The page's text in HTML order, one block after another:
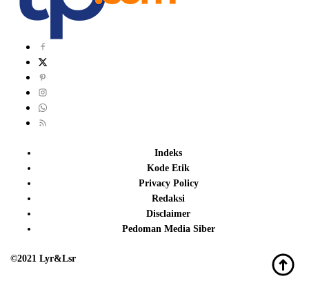
Indeks
Kode Etik
Privacy Policy
Redaksi
Disclaimer
Pedoman Media Siber
©2021 Lyr&Lsr